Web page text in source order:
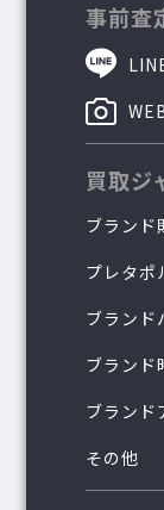
事前査
買取ジ
ブランド
プレタポ
ブランド
ブランド
ブランド
その他